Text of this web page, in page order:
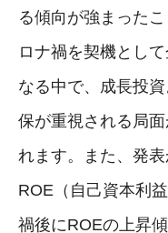
る傾向が強まった
ロナ禍を契機とし
なる中で、成長投
保が重視される局
れます。また、発
ROE（自己資本利
禍後にROEの上昇